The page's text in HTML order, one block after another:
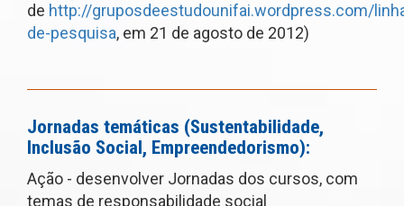
de http://gruposdeestudounifai.wordpress.com/
de-pesquisa, em 21 de agosto de 2012)
Jornadas temáticas (Sustentabilidade,
Inclusão Social, Empreendedorismo):
Ação - desenvolver Jornadas dos cursos, com
temas de responsabilidade social